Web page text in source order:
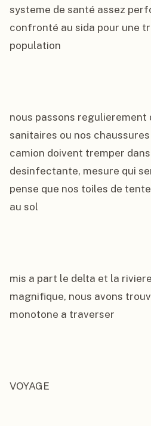
systeme de santé assez
confronté au sida pour une
population
nous passons regulierement
sanitaires ou nos
camion doivent tremper
desinfectante, mesure qui
pense que nos toiles de
au sol
mis a part le delta et la
magnifique, nous avons
monotone a traverser
VOYAGE